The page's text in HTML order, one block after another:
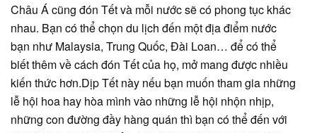
Châu Á cũng đón Tết và mỗi nước sẽ có phong tục khác
nhau. Bạn có thể chọn du lịch đến một địa điểm nước
bạn như Malaysia, Trung Quốc, Đài Loan… để có thể
biết thêm về cách đón Tết của họ, mở mang được nhiều
kiến thức hơn.Dịp Tết này nếu bạn muốn tham gia những
lễ hội hoa hay hòa mình vào những lễ hội nhộn nhịp,
những con đường đầy hàng quán thì bạn có thể đến với